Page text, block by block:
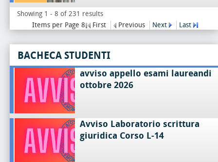
Showing 1 - 8 of 231 results
Items per Page 8
First Previous Next Last
BACHECA STUDENTI
avviso appello esami laureandi
ottobre 2026
Avviso Laboratorio scrittura
giuridica Corso L-14